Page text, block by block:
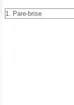
1. Pare-brise